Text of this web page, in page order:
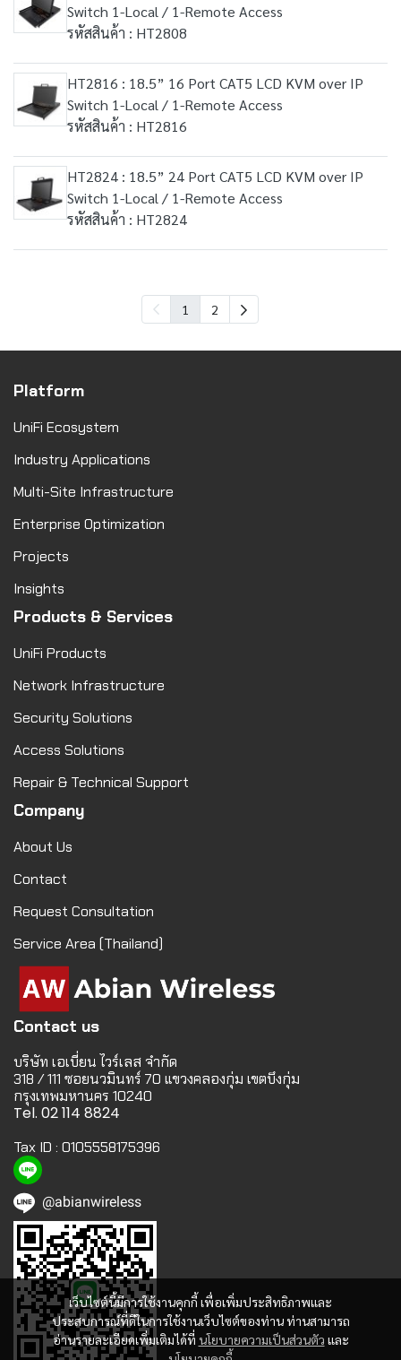
Switch 1-Local / 1-Remote Access
รหัสสินค้า : HT2808
HT2816 : 18.5” 16 Port CAT5 LCD KVM over IP
Switch 1-Local / 1-Remote Access
รหัสสินค้า : HT2816
HT2824 : 18.5” 24 Port CAT5 LCD KVM over IP
Switch 1-Local / 1-Remote Access
รหัสสินค้า : HT2824
1 2
เว็บไซต์นี้มีการใช้งานคุกกี้ เพื่อเพิ่มประสิทธิภาพและ
ประสบการณ์ที่ดีในการใช้งานเว็บไซต์ของท่าน ท่านสามารถ
อ่านรายละเอียดเพิ่มเติมได้ที่ นโยบายความเป็นส่วนตัว และ
Platform
UniFi Ecosystem
Industry Applications
Multi-Site Infrastructure
Enterprise Optimization
Projects
Insights
Products & Services
UniFi Products
Network Infrastructure
Security Solutions
Access Solutions
Repair & Technical Support
Company
About Us
Contact
Request Consultation
Service Area (Thailand)
Contact us
บริษัท เอเบี่ยน ไวร์เลส จำกัด
318 / 111 ซอยนวมินทร์ 70 แขวงคลองกุ่ม เขตบึงกุ่ม
กรุงเทพมหานคร 10240
Tel. 02 114 8824
Tax ID : 0105558175396
@abianwireless